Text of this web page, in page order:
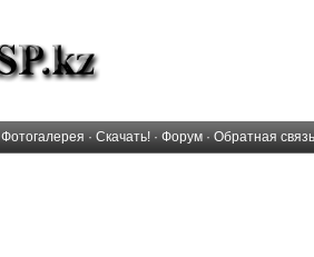
Фотогалерея · Скачать! · Форум · Обратная связь